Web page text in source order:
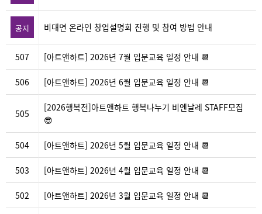
공지 비대면 온라인 창업설명회 진행 및 참여 방법 안내
507 [아트앤하트] 2026년 7월 입문교육 일정 안내 📆
506 [아트앤하트] 2026년 6월 입문교육 일정 안내 📆
505
[2026행복전]아트앤하트 행복나누기 비엔날레 STAFF모집
😎
504 [아트앤하트] 2026년 5월 입문교육 일정 안내 📆
503 [아트앤하트] 2026년 4월 입문교육 일정 안내 📆
502 [아트앤하트] 2026년 3월 입문교육 일정 안내 📆